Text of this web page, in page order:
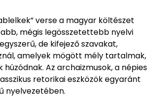
verse a magyar költészet
mégis legösszetettebb nyelvi
de kifejező szavakat,
amelyek mögött mély tartalmak,
Az archaizmusok, a népies
retorikai eszközök egyaránt
nyelvezetében.